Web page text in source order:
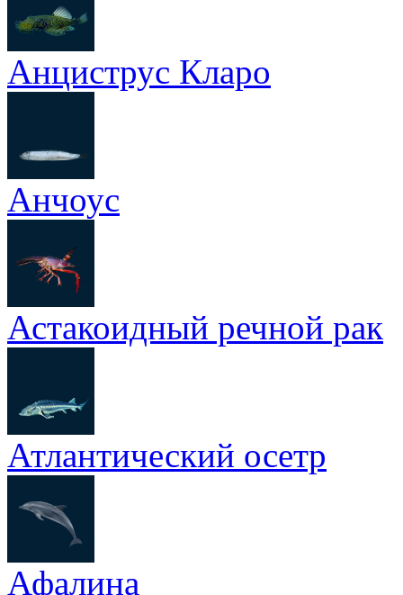
Анциструс Кларо
Анчоус
Астакоидный речной рак
Атлантический осетр
Афалина